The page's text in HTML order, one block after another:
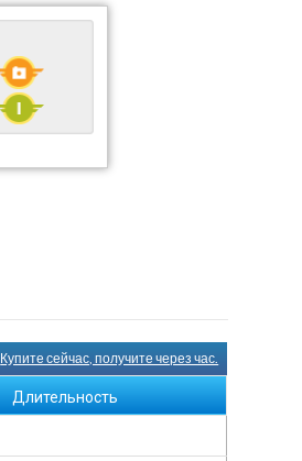
Купите сейчас, получите через час.
Длительность